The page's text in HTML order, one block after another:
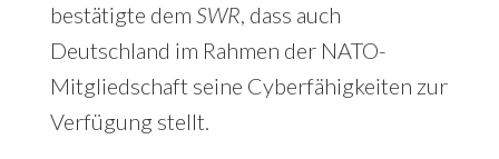
bestätigte dem SWR, dass auch
Deutschland im Rahmen der NATO-
Mitgliedschaft seine Cyberfähigkeiten zur
Verfügung stellt.